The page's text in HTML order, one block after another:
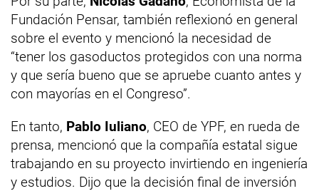
Fundación Pensar, también reflexionó en general
sobre el evento y mencionó la necesidad de
“tener los gasoductos protegidos con una norma
y que sería bueno que se apruebe cuanto antes y
con mayorías en el Congreso”.
En tanto, Pablo Iuliano, CEO de YPF, en rueda de
prensa, mencionó que la compañía estatal sigue
trabajando en su proyecto invirtiendo en ingeniería
y estudios. Dijo que la decisión final de inversión